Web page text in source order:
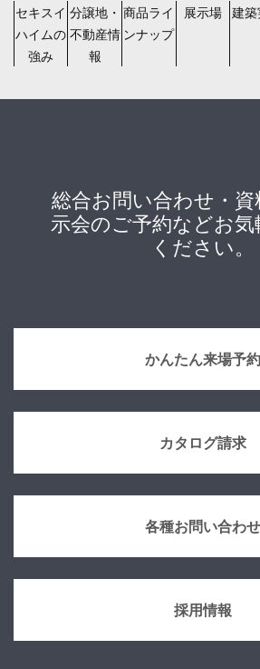
セキスイ
ハイムの
強み
分譲地・
不動産情
報
商品ライ
ンナップ
展示場 建築
総合お問い合わせ・資
示会のご予約などお
ください。
かんたん来場予約
カタログ請求
各種お問い合わせ
採用情報